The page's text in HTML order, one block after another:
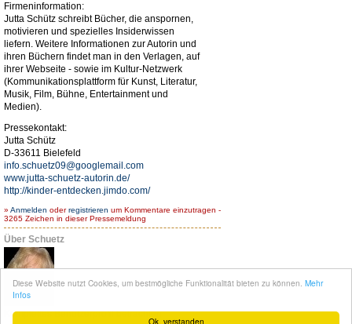
Ok, verstanden
Diese Website nutzt Cookies, um bestmögliche Funktionalität bieten zu können. Mehr
Infos
Firmeninformation:
Jutta Schütz schreibt Bücher, die anspornen,
motivieren und spezielles Insiderwissen
liefern. Weitere Informationen zur Autorin und
ihren Büchern findet man in den Verlagen, auf
ihrer Webseite - sowie im Kultur-Netzwerk
(Kommunikationsplattform für Kunst, Literatur,
Musik, Film, Bühne, Entertainment und
Medien).
Pressekontakt:
Jutta Schütz
D-33611 Bielefeld
info.schuetz09@googlemail.com
www.jutta-schuetz-autorin.de/
http://kinder-entdecken.jimdo.com/
» Anmelden oderregistrieren um Kommentare einzutragen -
3265 Zeichen in dieser Pressemeldung
Über Schuetz
Komplettes Benutzerprofil betrachten